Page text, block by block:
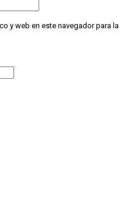
y web en este navegador para la